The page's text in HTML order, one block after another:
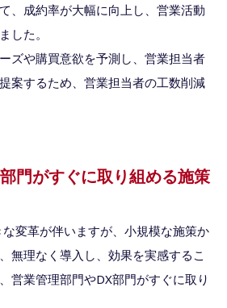
、成約率が大幅に向上し、営業活動
した。
ズや購買意欲を予測し、営業担当者
案するため、営業担当者の工数削減
門がすぐに取り組める施策
変革が伴いますが、小規模な施策か
無理なく導入し、効果を実感するこ
営業管理部門やDX部門がすぐに取り